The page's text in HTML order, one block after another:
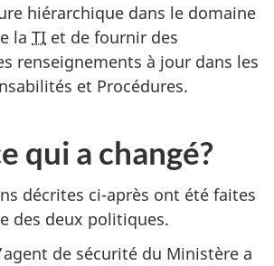
hiérarchique dans le domaine
la TI et de fournir des
renseignements à jour dans les
et Procédures.
qui a changé?
décrites ci-après ont été faites
des deux politiques.
de sécurité du Ministère a